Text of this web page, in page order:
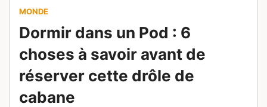
MONDE
Dormir dans un Pod : 6
choses à savoir avant de
réserver cette drôle de
cabane